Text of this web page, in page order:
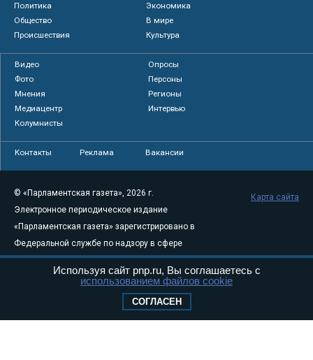
Политика
Экономика
Общество
В мире
Происшествия
Культура
Видео
Опросы
Фото
Персоны
Мнения
Регионы
Медиацентр
Интервью
Колумнисты
Контакты Реклама Вакансии
© «Парламентская газета», 2026 г.
Электронное периодическое издание
«Парламентская газета» зарегистрировано в
Федеральной службе по надзору в сфере
связи, информационных технологий и
массовых коммуникаций (Роскомнадзор) 05
Свидетельство о регистрации Эл № ФС77-
Карта сайта
Используя сайт pnp.ru, Вы соглашаетесь с
использованием файлов cookie
СОГЛАСЕН